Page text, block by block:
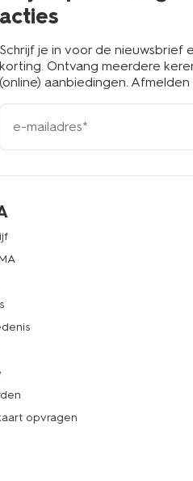
acties
Schrijf je in voor de nieuwsbrief
korting. Ontvang meerdere
(online) aanbiedingen. Afmelden
e-
mailadres
opvragen